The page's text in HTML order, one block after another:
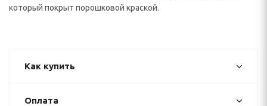
который покрыт порошковой краской.
Как купить
Оплата